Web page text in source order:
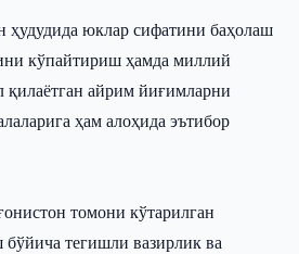
ҳудудида юклар сифатини баҳолаш
кўпайтириш ҳамда миллий
қилаётган айрим йиғимларни
ҳам алоҳида эътибор
томони кўтарилган
тегишли вазирлик ва